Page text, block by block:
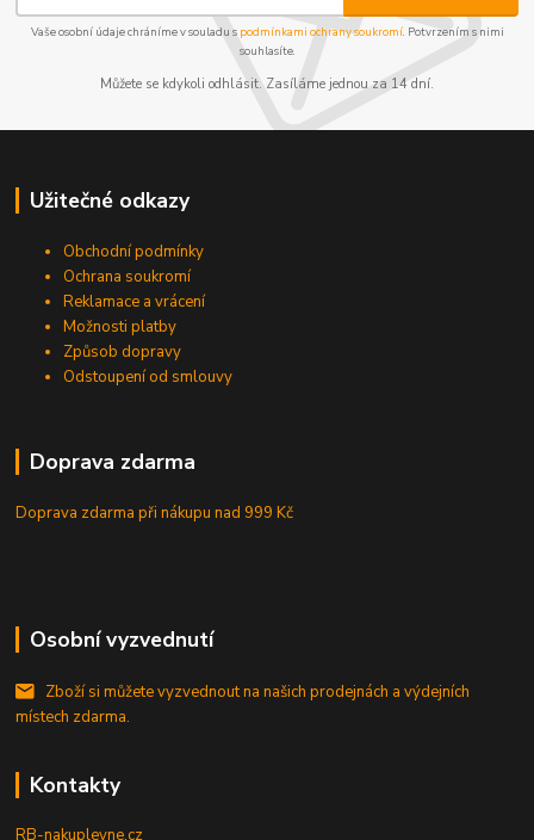
Vaše osobní údaje chráníme v souladu s podmínkami ochrany soukromí. Potvrzením s nimi
souhlasíte.
Můžete se kdykoli odhlásit. Zasíláme jednou za 14 dní.
Užitečné odkazy
Obchodní podmínky
Ochrana soukromí
Reklamace a vrácení
Možnosti platby
Způsob dopravy
Odstoupení od smlouvy
Doprava zdarma
Doprava zdarma při nákupunad 999 Kč
Osobní vyzvednutí
Zboží si můžete vyzvednout na našich prodejnách a výdejních
místech zdarma.
Kontakty